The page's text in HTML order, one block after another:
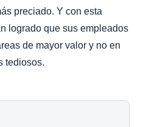
preciado. Y con esta
logrado que sus empleados
de mayor valor y no en
tediosos.